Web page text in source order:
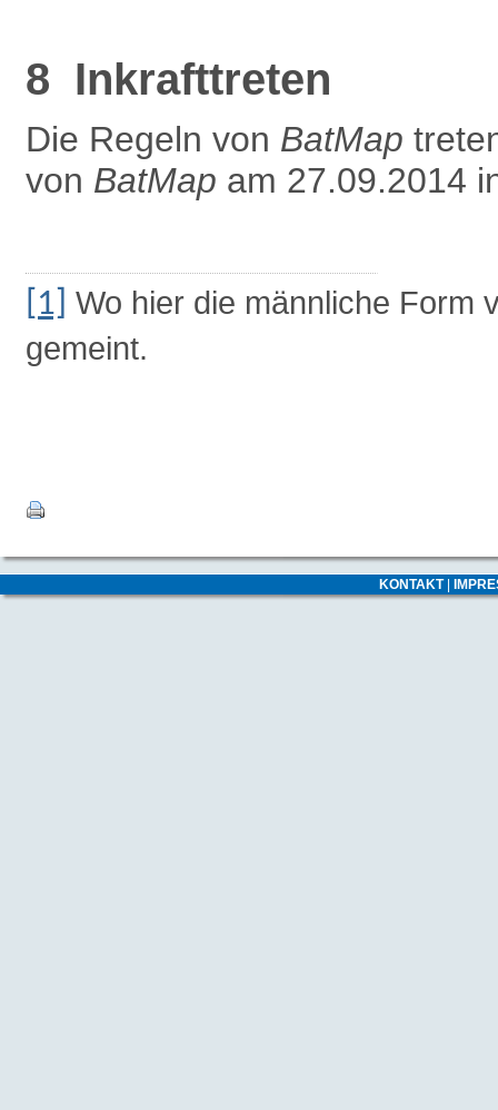
8 Inkrafttreten
Die Regeln von BatMap
von BatMap am 27.09.2014
[1] Wo hier die männliche Form
gemeint.
KONTAKT|